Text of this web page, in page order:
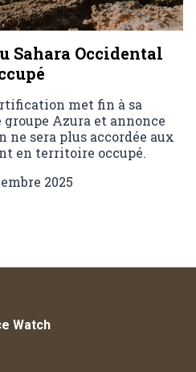
Sahara Occidental
met fin à sa
Azura et annonce
ne sera plus accordée aux
en territoire occupé.
2025
Watch